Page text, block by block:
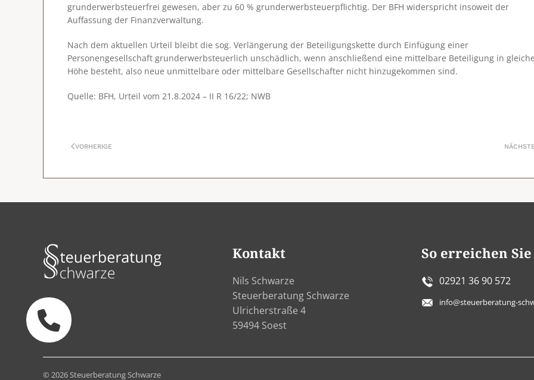
grunderwerbsteuerfrei gewesen, aber zu 60 % grunderwerbsteuerpflichtig. Der BFH widerspricht insoweit der
Auffassung der Finanzverwaltung.
Nach dem aktuellen Urteil bleibt die sog. Verlängerung der Beteiligungskette durch Einfügung einer
Personengesellschaft grunderwerbsteuerlich unschädlich, wenn anschließend eine mittelbare Beteiligung in
Höhe besteht, also neue unmittelbare oder mittelbare Gesellschafter nicht hinzugekommen sind.
Quelle: BFH, Urteil vom 21.8.2024 – II R 16/22; NWB
VORHERIGE
Kontakt
Nils Schwarze
Steuerberatung Schwarze
Ulricherstraße 4
59494 Soest
So erreichen
02921 36 90 572
info@steuerberatung-
© 2026Steuerberatung Schwarze